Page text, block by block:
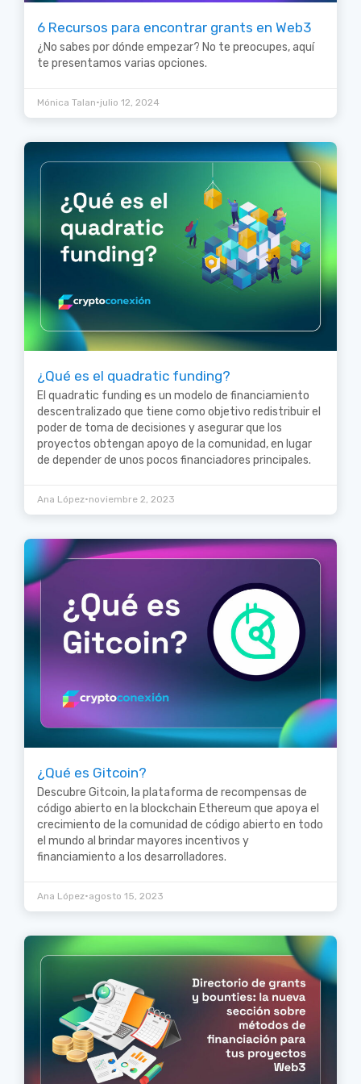
6 Recursos para encontrar grants en Web3
¿No sabes por dónde empezar? No te preocupes, aquí
te presentamos varias opciones.
Mónica Talan•julio 12, 2024
¿Qué es el quadratic funding?
El quadratic funding es un modelo de financiamiento
descentralizado que tiene como objetivo redistribuir el
poder de toma de decisiones y asegurar que los
proyectos obtengan apoyo de la comunidad, en lugar
de depender de unos pocos financiadores principales.
Ana López•noviembre 2, 2023
¿Qué es Gitcoin?
Descubre Gitcoin, la plataforma de recompensas de
código abierto en la blockchain Ethereum que apoya el
crecimiento de la comunidad de código abierto en todo
el mundo al brindar mayores incentivos y
financiamiento a los desarrolladores.
Ana López•agosto 15, 2023